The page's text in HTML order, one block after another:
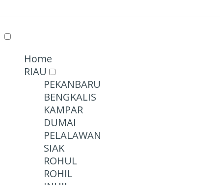
Home
RIAU
PEKANBARU
BENGKALIS
KAMPAR
DUMAI
PELALAWAN
SIAK
ROHUL
ROHIL